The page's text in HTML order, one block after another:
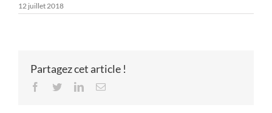
12 juillet 2018
Partagez cet article !
Facebook
TwitterLinkedInEmail